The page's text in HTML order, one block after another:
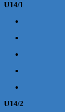
U14/1
U14/2